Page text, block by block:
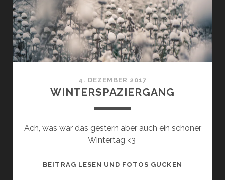
4. DEZEMBER 2017
WINTERSPAZIERGANG
Ach, was war das gestern aber auch ein schöner
Wintertag <3
BEITRAG LESEN UND FOTOS GUCKEN